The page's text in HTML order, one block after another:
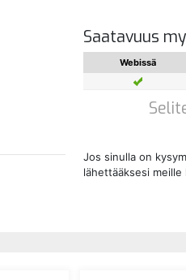
Saatavuus
Webissä
Jos sinulla on
lähettääksesi meille